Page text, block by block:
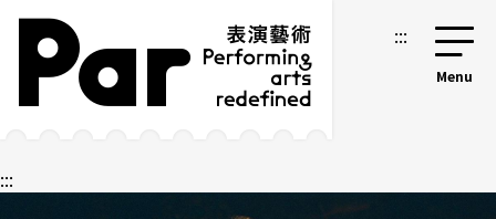
跳到主要內容區塊
網站導覽 :::
:::